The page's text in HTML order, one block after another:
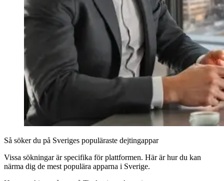
Så söker du på Sveriges populäraste dejtingappar
Vissa sökningar är specifika för plattformen. Här är hur du kan
närma dig de mest populära apparna i Sverige.